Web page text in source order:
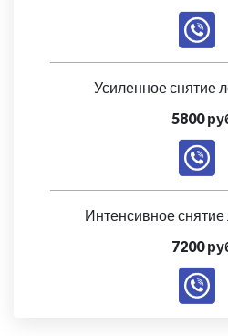
Усиленное снятие
5800
Интенсивное
7200